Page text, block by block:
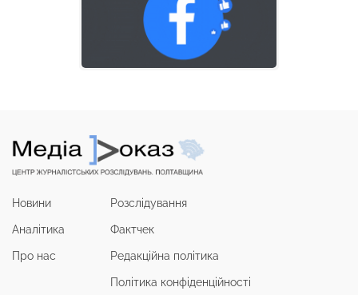
Новини
Аналітика
Про нас
Розслідування
Фактчек
Редакційна політика
Політика конфіденційності